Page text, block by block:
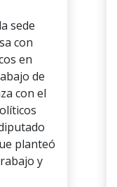
sede
con
en
de
con el
planteó
y